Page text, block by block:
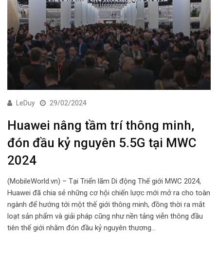
LeDuy 29/02/2024
Huawei nâng tầm trí thông minh,
đón đầu kỷ nguyên 5.5G tại MWC
2024
(MobileWorld.vn) – Tại Triển lãm Di động Thế giới MWC 2024,
Huawei đã chia sẻ những cơ hội chiến lược mới mở ra cho toàn
ngành để hướng tới một thế giới thông minh, đồng thời ra mắt
loạt sản phẩm và giải pháp cũng như nền tảng viễn thông đầu
tiên thế giới nhằm đón đầu kỷ nguyên thương…